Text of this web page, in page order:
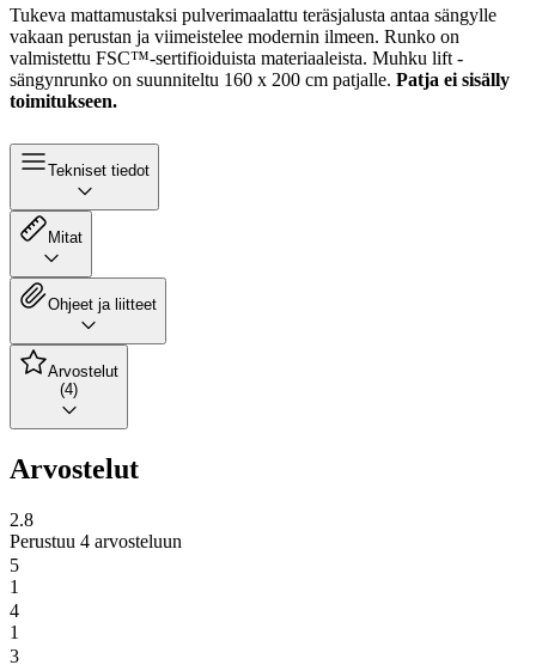
Tukeva mattamustaksi pulverimaalattu teräsjalusta antaa sängylle
vakaan perustan ja viimeistelee modernin ilmeen. Runko on
valmistettu FSC™-sertifioiduista materiaaleista. Muhku lift -
sängynrunko on suunniteltu 160 x 200 cm patjalle. Patja ei sisälly
toimitukseen.
Tekniset tiedot
Mitat
Ohjeet ja liitteet
Arvostelut
(4)
Arvostelut
2.8
Perustuu 4 arvosteluun
5
1
4
1
3